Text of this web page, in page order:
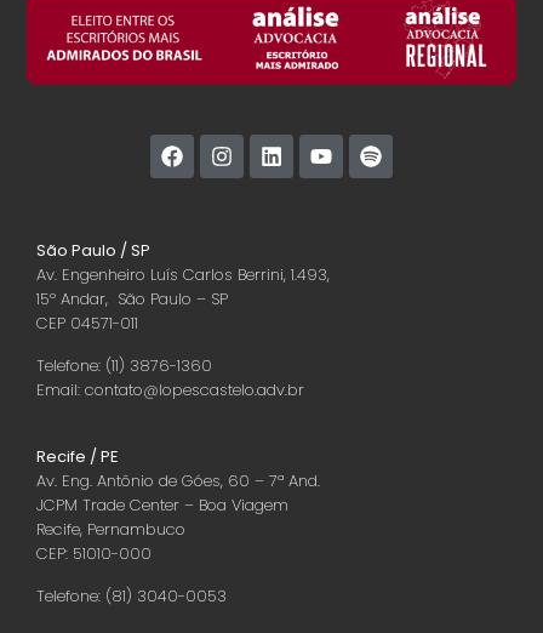
São Paulo / SP
Av. Engenheiro Luís Carlos Berrini, 1.493,
15º Andar, São Paulo – SP
CEP 04571-011
Telefone: (11) 3876-1360
Email: contato@lopescastelo.adv.br
Recife / PE
Av. Eng. Antônio de Góes, 60 – 7ª And.
JCPM Trade Center – Boa Viagem
Recife, Pernambuco
CEP: 51010-000
Telefone: (81) 3040-0053